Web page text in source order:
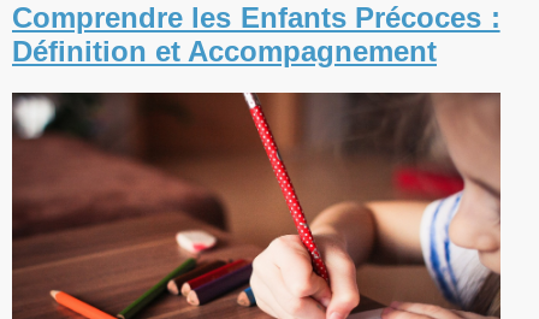
Comprendre les Enfants Précoces :
Définition et Accompagnement